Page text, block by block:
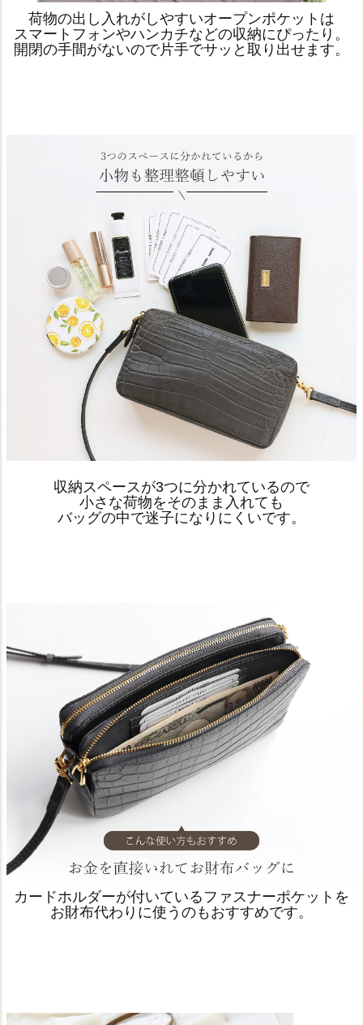
荷物の出し入れがしやすいオープンポケットは
スマートフォンやハンカチなどの収納にぴったり。
開閉の手間がないので片手でサッと取り出せます。
収納スペースが3つに分かれているので
小さな荷物をそのまま入れても
バッグの中で迷子になりにくいです。
カードホルダーが付いているファスナーポケットを
お財布代わりに使うのもおすすめです。